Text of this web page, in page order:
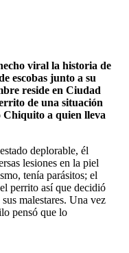
viral la historia de
escobas junto a su
reside en Ciudad
de una situación
Chiquito a quien lleva
deplorable, él
lesiones en la piel
tenía parásitos; el
perrito así que decidió
malestares. Una vez
pensó que lo